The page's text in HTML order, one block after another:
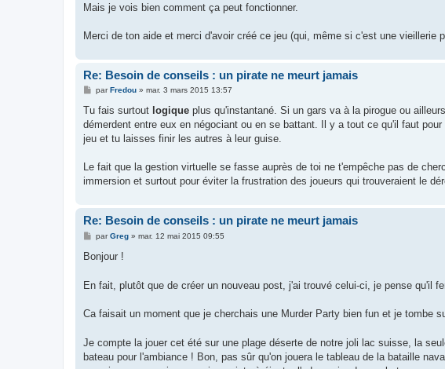
Mais je vois bien comment ça peut fonctionner.
Merci de ton aide et merci d'avoir créé ce jeu (qui, même si c'est une vieillerie
Re: Besoin de conseils : un pirate ne meurt jamais
M
s
a
g
parFredou» mar. 3 mars 2015 13:57
Tu fais surtout logique plus qu'instantané. Si un gars va à la pirogue ou
démerdent entre eux en négociant ou en se battant. Il y a tout ce qu'il faut
jeu et tu laisses finir les autres à leur guise.
Le fait que la gestion virtuelle se fasse auprès de toi ne t'empêche pas de
immersion et surtout pour éviter la frustration des joueurs qui trouveraient le
Re: Besoin de conseils : un pirate ne meurt jamais
M
s
g
e
parGreg» mar. 12 mai 2015 09:55
Bonjour !
En fait, plutôt que de créer un nouveau post, j'ai trouvé celui-ci, je pense qu'il
Ca faisait un moment que je cherchais une Murder Party bien fun et je tombe
Je compte la jouer cet été sur une plage déserte de notre joli lac suisse, la
bateau pour l'ambiance ! Bon, pas sûr qu'on jouera le tableau de la bataille